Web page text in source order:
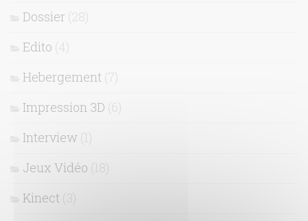
Dossier (28)
Edito (4)
Hebergement (7)
Impression 3D (6)
Interview (1)
Jeux Vidéo (18)
Kinect (3)